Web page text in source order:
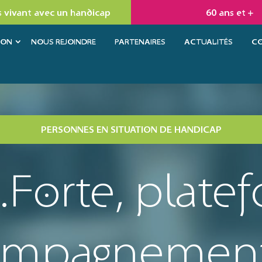
vivant avec un handicap 60 ans et +
NOUS REJOINDRE PARTENAIRES ACTUALITÉS
PERSONNES EN SITUATION DE HANDICAP